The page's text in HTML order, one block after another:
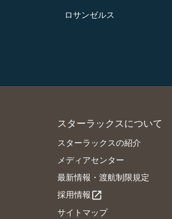
ロサンゼルス
スターラックスについて
スターラックスの紹介
メディアセンター
最新情報・渡航制限規定
採用情報open_in_new
サイトマップ